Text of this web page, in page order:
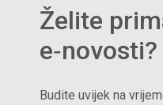
Želite
e‑novosti?
Budite uvijek na